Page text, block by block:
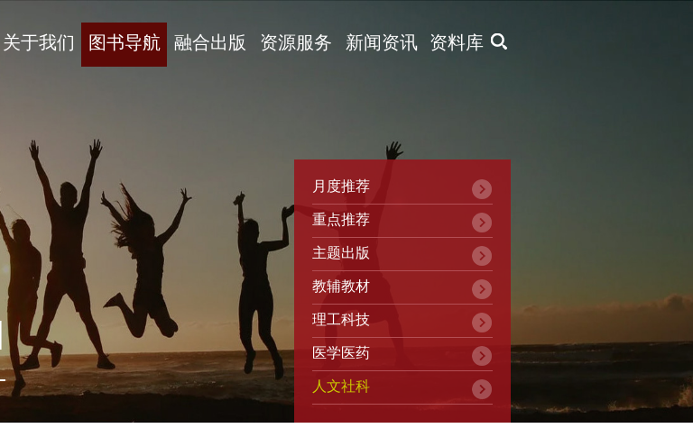
X
关于我们 图书导航 融合出版 资源服务 新闻资讯 资料库
月度推荐
重点推荐
主题出版
教辅教材
理工科技
医学医药
人文社科